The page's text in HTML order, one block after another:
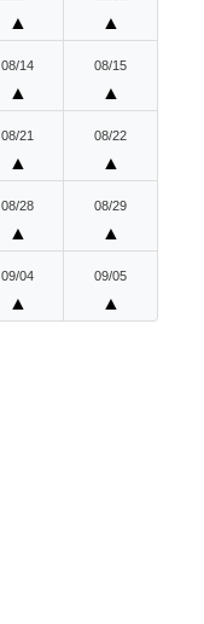
▲ ▲
08/14
▲
08/15
▲
08/21
▲
08/22
▲
08/28
▲
08/29
▲
09/04
▲
09/05
▲